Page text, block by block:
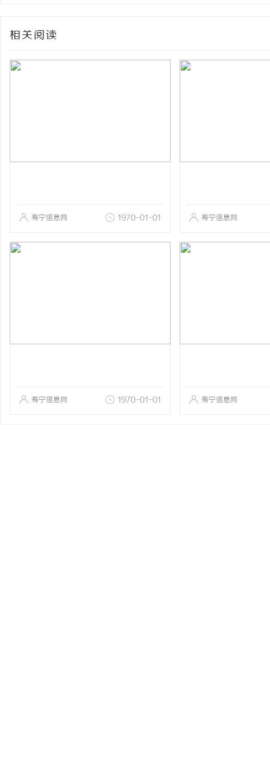
相关阅读
寿宁信息网 1970-01-01 寿宁信息网
寿宁信息网 1970-01-01 寿宁信息网